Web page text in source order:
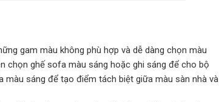
gam màu không phù hợp và dễ dàng chọn màu
chọn ghế sofa màu sáng hoặc ghi sáng để cho bộ
sáng để tạo điểm tách biệt giữa màu sàn nhà và